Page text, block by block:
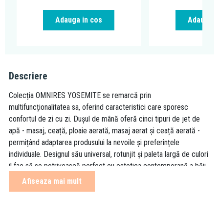
Adauga in cos Adauga
Descriere
Colecția OMNIRES YOSEMITE se remarcă prin
multifuncționalitatea sa, oferind caracteristici care sporesc
confortul de zi cu zi. Dușul de mână oferă cinci tipuri de jet de
apă - masaj, ceață, ploaie aerată, masaj aerat și ceață aerată -
permițând adaptarea produsului la nevoile și preferințele
individuale. Designul său universal, rotunjit și paleta largă de culori
îl fac să se potrivească perfect cu estetica contemporană a băii.
Cuprul periat este un finisaj sofisticat cu o nuanță caldă de roșu-
Afiseaza mai mult